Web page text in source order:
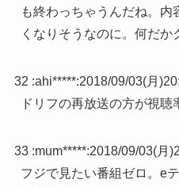
も終わっちゃうんだね。内
くなりそうなのに。何だか
32 :ahi*****:2018/09/03(月
ドリフの再放送の方が視聴
33 :mum*****:2018/09/03(月
フジで見たい番組ゼロ。e